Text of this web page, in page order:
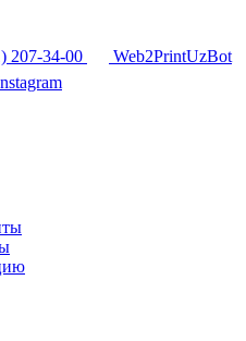
207-34-00
Web2PrintUzBot